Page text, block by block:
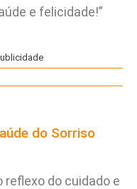
e felicidade!”
do Sorriso
reflexo do cuidado e